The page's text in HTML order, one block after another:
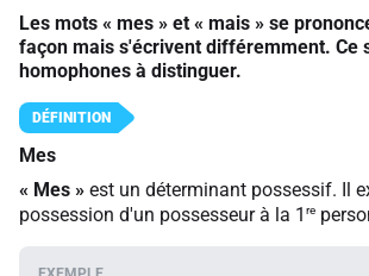
Les mots « mes » et « mais » se
façon mais s'écrivent différemment. Ce
homophones à distinguer.
Mes
« Mes » est un déterminant possessif. Il
possession d'un possesseur à la 1 re